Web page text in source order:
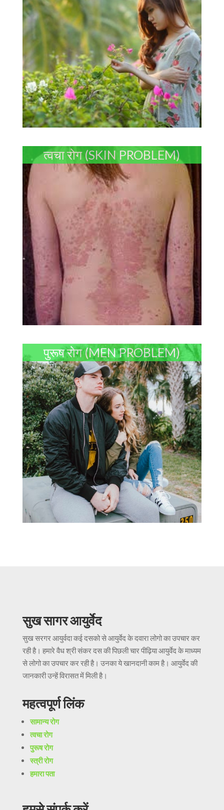
त्वचा रोग (SKIN PROBLEM)
पुरूष रोग (MEN PROBLEM)
सुख सागर आयुर्वेद
सुख सरगर आयुर्वदा कई दसको से आयुर्वेद के दवारा लोगो का उपचार कर
रही है। हमारे वैध श्री संकर दस की पिछली चार पीढ़िया आयुर्वेद के माध्यम
से लोगो का उपचार कर रही है। उनका ये खानदानी काम है। आयुर्वेद की
जानकारी उन्हें विरासत में मिली है।
महत्वपूर्ण लिंक
सामान्य रोग
त्वचा रोग
पुरूष रोग
स्त्री रोग
हमारा पता